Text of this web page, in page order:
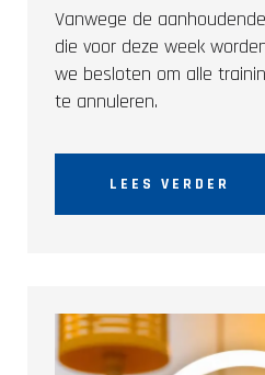
Vanwege de
die voor deze week
we besloten om alle
te annuleren.
LEES VERDER